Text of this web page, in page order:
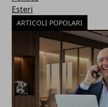
Esteri
ARTICOLI POPOLARI